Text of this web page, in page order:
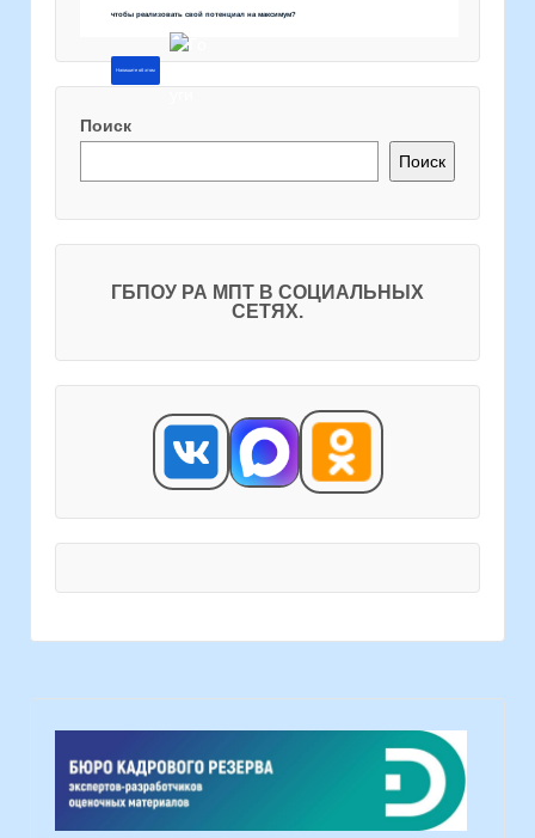
чтобы реализовать свой потенциал на максимум?
Напишите об этом
Поиск
Поиск
ГБПОУ РА МПТ В СОЦИАЛЬНЫХ
СЕТЯХ.